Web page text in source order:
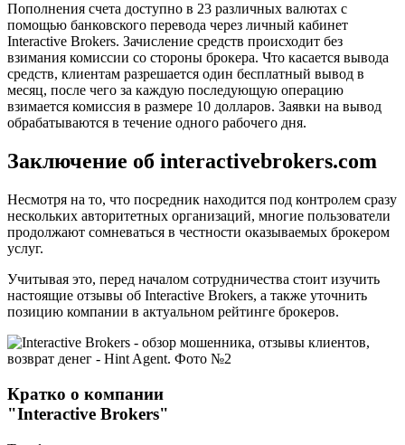
Пополнения счета доступно в 23 различных валютах с
помощью банковского перевода через личный кабинет
Interactive Brokers. Зачисление средств происходит без
взимания комиссии со стороны брокера. Что касается вывода
средств, клиентам разрешается один бесплатный вывод в
месяц, после чего за каждую последующую операцию
взимается комиссия в размере 10 долларов. Заявки на вывод
обрабатываются в течение одного рабочего дня.
Заключение об interactivebrokers.com
Несмотря на то, что посредник находится под контролем сразу
нескольких авторитетных организаций, многие пользователи
продолжают сомневаться в честности оказываемых брокером
услуг.
Учитывая это, перед началом сотрудничества стоит изучить
настоящие отзывы об Interactive Brokers, а также уточнить
позицию компании в актуальном рейтинге брокеров.
Кратко о компании
"Interactive Brokers"